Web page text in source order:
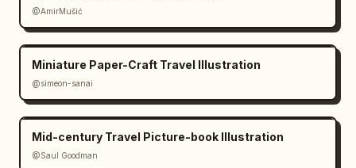
@AmirMušić
Miniature Paper-Craft Travel Illustration
@simeon-sanai
Mid-century Travel Picture-book Illustration
@Saul Goodman